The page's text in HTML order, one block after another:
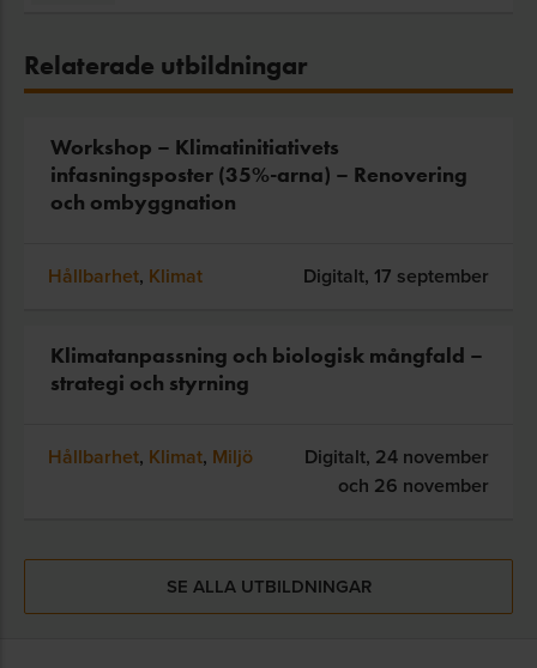
Relaterade utbildningar
Workshop – Klimatinitiativets
infasningsposter (35%-arna) – Renovering
och ombyggnation
Hållbarhet, Klimat Digitalt, 17 september
Klimatanpassning och biologisk mångfald –
strategi och styrning
Hållbarhet, Klimat, Miljö Digitalt, 24 november
och 26 november
SE ALLA UTBILDNINGAR